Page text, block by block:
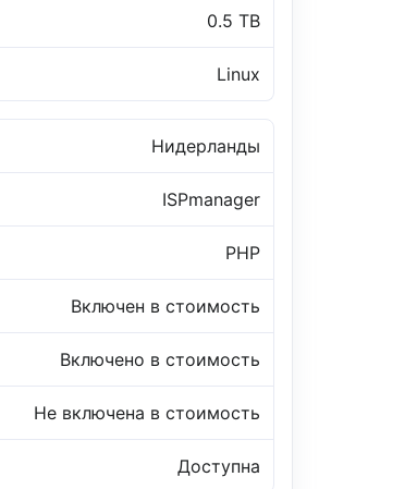
0.5 TB
Linux
Нидерланды
ISPmanager
PHP
Включен в стоимость
Включено в стоимость
Не включена в стоимость
Доступна